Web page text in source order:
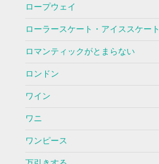
ロープウェイ
ローラースケート・アイススケート
ロマンティックがとまらない
ロンドン
ワイン
ワニ
ワンピース